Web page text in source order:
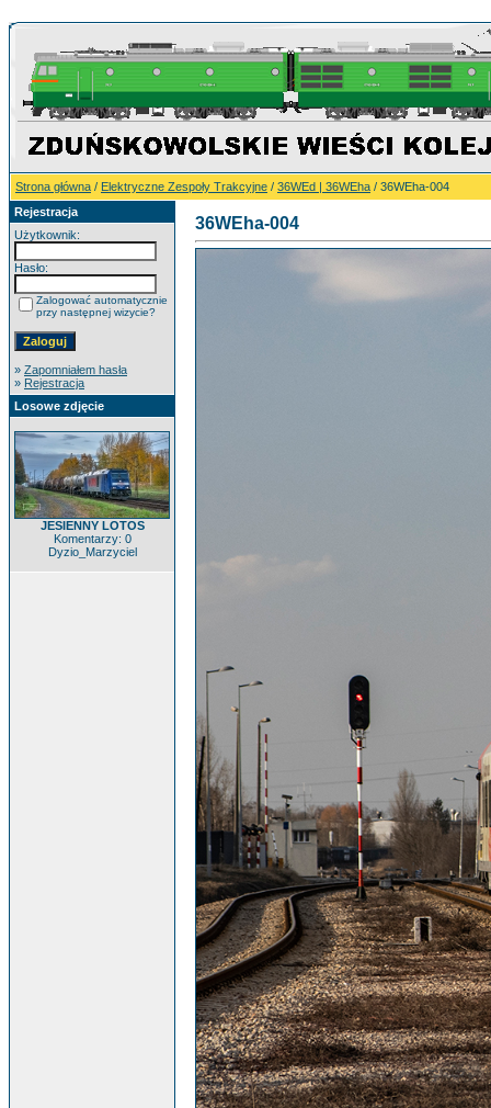
Strona główna / Elektryczne Zespoły Trakcyjne / 36WEd | 36WEha / 36WEha-004
Rejestracja
Użytkownik:
Hasło:
Zalogować automatycznie
przy następnej wizycie?
» Zapomniałem hasła
» Rejestracja
Losowe zdjęcie
JESIENNY LOTOS
Komentarzy: 0
Dyzio_Marzyciel
36WEha-004